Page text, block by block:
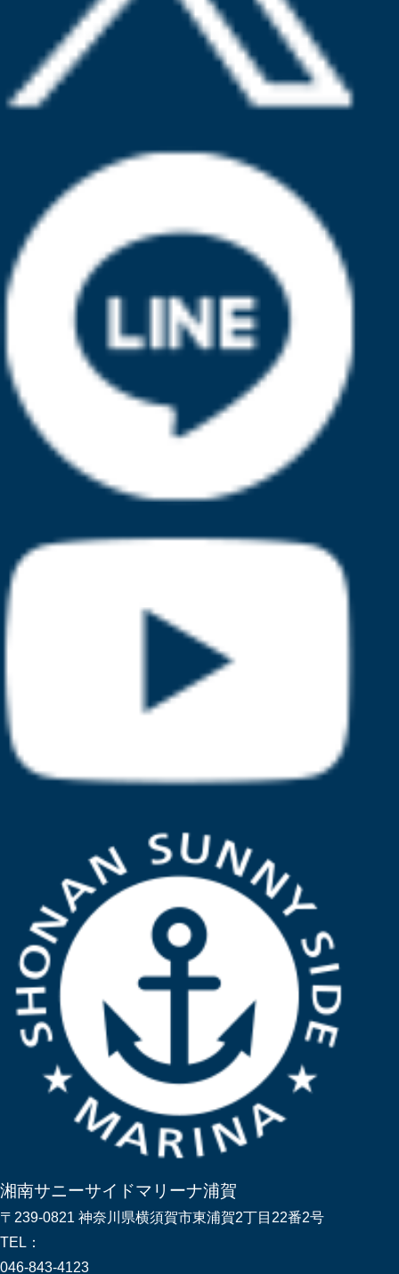
湘南サニーサイドマリーナ浦賀
〒239-0821 神奈川県横須賀市東浦賀2丁目22番2号
TEL：
046-843-4123